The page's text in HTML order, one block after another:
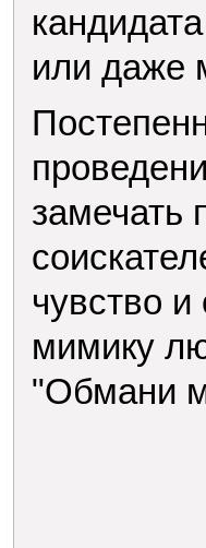
или даже
замечать
чувство и
мимику
"Обмани